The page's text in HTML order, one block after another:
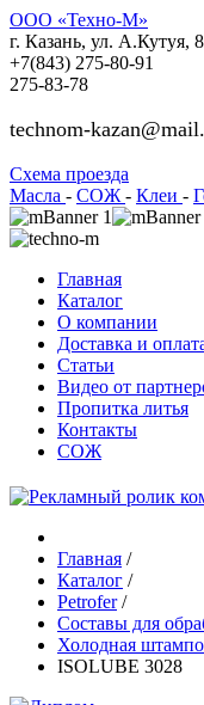
ООО «Техно-М»
г. Казань, ул. А.Кутуя,
+7(843) 275-80-91
275-83-78
technom-
Cхема проезда
Масла - СОЖ - Клеи -
Главная
Каталог
О компании
Доставка и
Статьи
Видео от
Пропитка литья
Контакты
СОЖ
Главная /
Каталог /
Petrofer /
Составы для
Холодная
ISOLUBE 3028